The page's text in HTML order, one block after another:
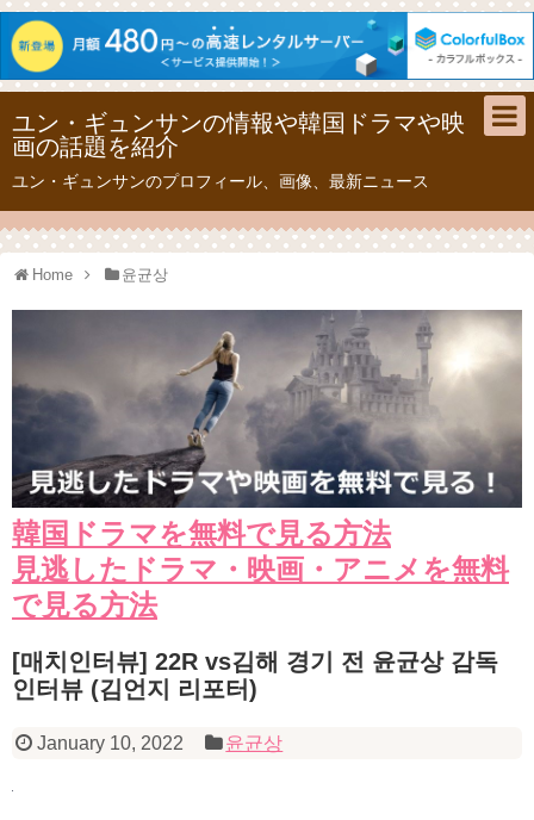
ユン・ギュンサンの情報や韓国ドラマや映
画の話題を紹介
ユン・ギュンサンのプロフィール、画像、最新ニュース
Home 윤균상
韓国ドラマを無料で見る方法
見逃したドラマ・映画・アニメを無料
で見る方法
[매치인터뷰] 22R vs김해 경기 전 윤균상 감독
인터뷰 (김언지 리포터)
January 10, 2022 윤균상